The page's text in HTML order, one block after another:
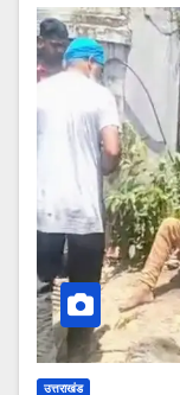
उत्तराखंड